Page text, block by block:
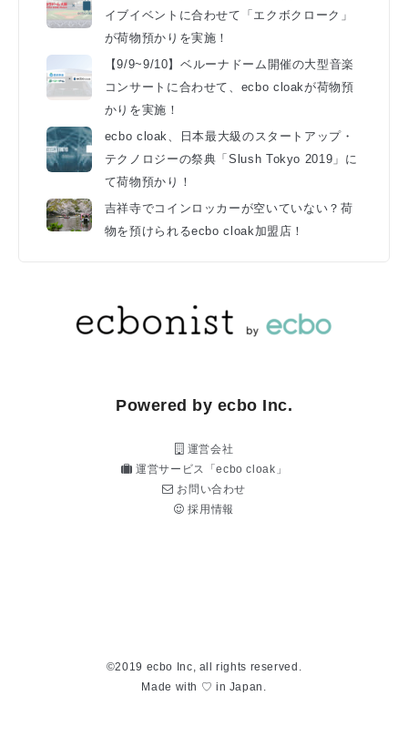
イブイベントに合わせて「エクボクローク」
が荷物預かりを実施！
【9/9~9/10】ベルーナドーム開催の大型音楽
コンサートに合わせて、ecbo cloakが荷物預
かりを実施！
ecbo cloak、日本最大級のスタートアップ・
テクノロジーの祭典「Slush Tokyo 2019」に
て荷物預かり！
吉祥寺でコインロッカーが空いていない？荷
物を預けられるecbo cloak加盟店！
Powered by ecbo Inc.
運営会社
運営サービス「ecbo cloak」
お問い合わせ
採用情報
©2019 ecbo Inc, all rights reserved.
Made with ♡ in Japan.